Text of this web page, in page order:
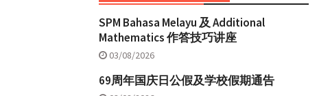
SPM Bahasa Melayu 及 Additional
Mathematics 作答技巧讲座
03/08/2026
69周年国庆日公假及学校假期通告